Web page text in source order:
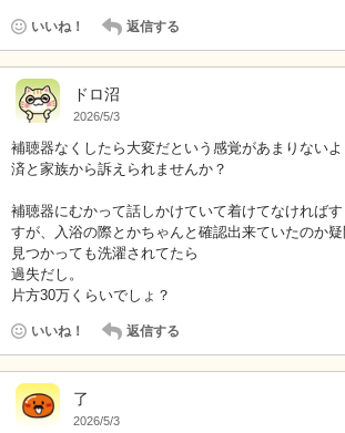
いいね！ 返信する
ドロ沼
2026/5/3
補聴器なくしたら大変だという感覚があまりない
済と家族から訴えられませんか？
補聴器にむかって話しかけていて着けてなければ
すが、入浴の際とかちゃんと確認出来ていたのか疑
見つかっても洗濯されてたら
過失だし。
片方30万くらいでしょ？
いいね！ 返信する
了
2026/5/3